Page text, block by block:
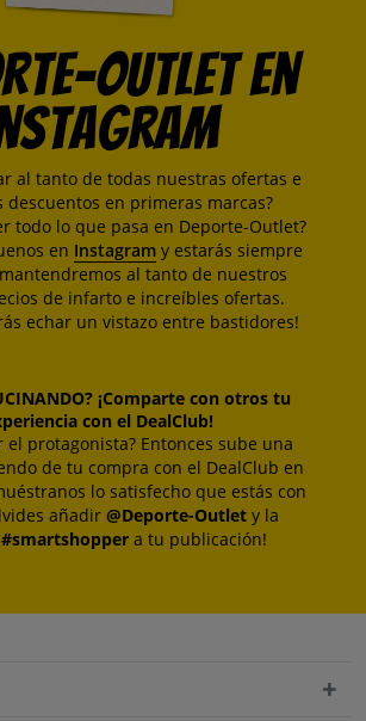
Outlet en
al tanto de todas nuestras ofertas e
descuentos en primeras marcas?
todo lo que pasa en Deporte-Outlet?
en Instagramy estarás siempre
al tanto de nuestros
de infarto e increíbles ofertas.
echar un vistazo entre bastidores!
¡Comparte con otros tu
con el DealClub!
el protagonista? Entonces sube una
de tu compra con el DealClub en
lo satisfecho que estás con
añadir@Deporte-Outlet y la
#smartshopper a tu publicación!